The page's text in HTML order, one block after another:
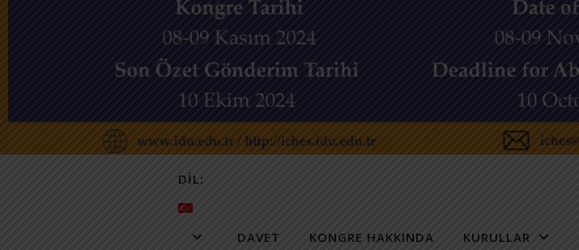
DIL:
DAVET KONGRE HAKKINDA KURULLAR